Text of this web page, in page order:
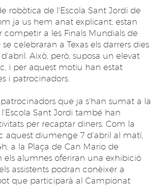
robòtica de l'Escola Sant Jordi de
ja us hem anat explicant, estan
competir a les Finals Mundials de
celebraran a Texas els darrers dies
Això, però, suposa un elevat
i per aquest motiu han estat
i patrocinadors.
que ja s'han sumat a la
l'Escola Sant Jordi també han
per recaptar diners. Com la
aquest diumenge 7 d'abril al matí,
a la Plaça de Can Mario de
els alumnes oferiran una exhibició
assistents podran conèixer a
que participarà al Campionat